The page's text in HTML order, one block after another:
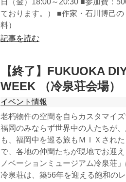
日（金）18:00～20:30 ■参加費：
ております。） ■作家・石川博己
料）
記事を読む
【終了】FUKUOKA
WEEK （冷泉荘会場）
イベント情報
老朽物件の空間を自らカスタマイ
福岡のみならず世界中の人たちが
も、福岡中を巡る旅もＭＩＸされ
で、各地の仲間たちが現地でお迎
ノベーションミュージアム冷泉荘
冷泉荘は、築56年を迎える飽和の